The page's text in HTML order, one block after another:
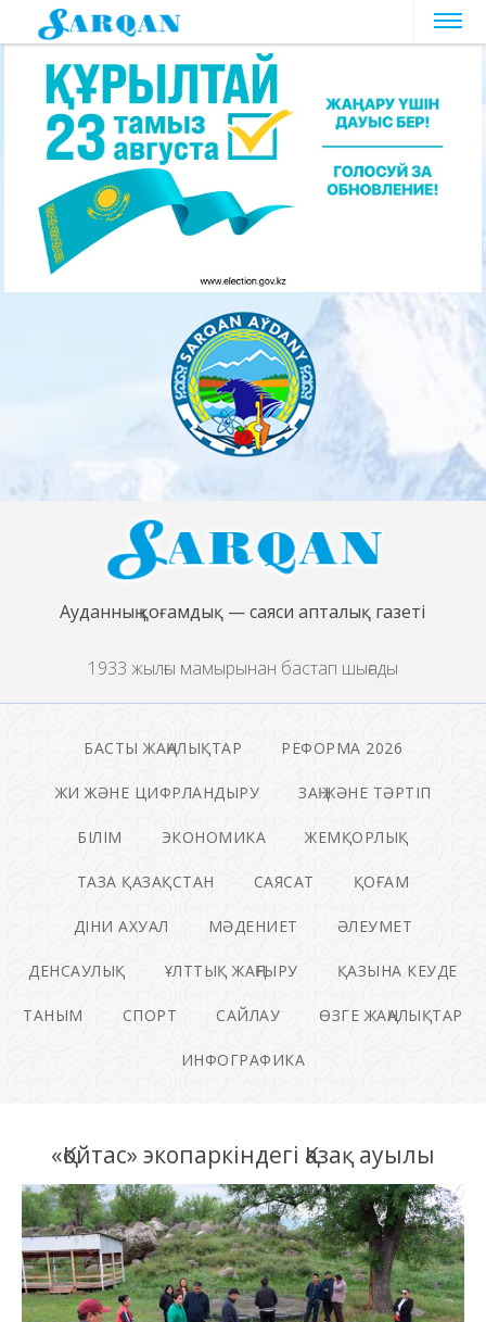
Ауданның қоғамдық — саяси апталық газеті
1933 жылғы мамырынан бастап шығады
БАСТЫ ЖАҢАЛЫҚТАР РЕФОРМА 2026
ЖИ ЖӘНЕ ЦИФРЛАНДЫРУ ЗАҢ ЖӘНЕ ТӘРТІП
БІЛІМ ЭКОНОМИКА ЖЕМҚОРЛЫҚ
ТАЗА ҚАЗАҚСТАН САЯСАТ ҚОҒАМ
ДІНИ АХУАЛ МӘДЕНИЕТ ӘЛЕУМЕТ
ДЕНСАУЛЫҚ ҰЛТТЫҚ ЖАҢҒЫРУ ҚАЗЫНА КЕУДЕ
ТАНЫМ СПОРТ САЙЛАУ ӨЗГЕ ЖАҢАЛЫҚТАР
ИНФОГРАФИКА
«Қойтас» экопаркіндегі Қазақ ауылы